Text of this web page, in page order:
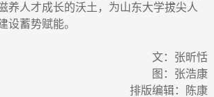
养人才成长的沃土，为山东大学拔尖人
设蓄势赋能。
文：张昕恬
图：张浩康
排版编辑：陈康